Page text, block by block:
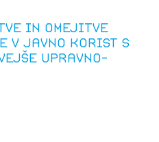
in omejitve
v javno korist s
upravno-